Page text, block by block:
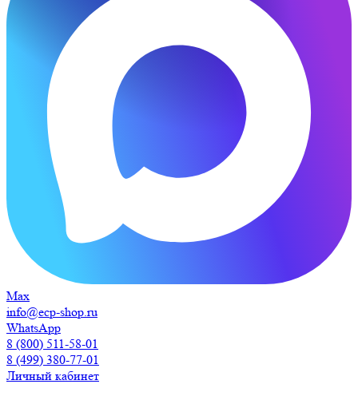
Max
info@ecp-shop.ru
WhatsApp
8 (800) 511-58-01
8 (499) 380-77-01
Личный кабинет